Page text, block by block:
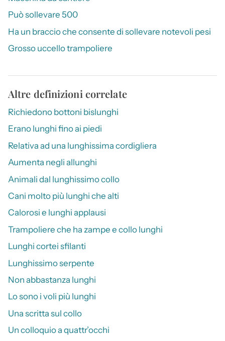
Può sollevare 500
Ha un braccio che consente di sollevare notevoli pesi
Grosso uccello trampoliere
Altre definizioni correlate
Richiedono bottoni bislunghi
Erano lunghi fino ai piedi
Relativa ad una lunghissima cordigliera
Aumenta negli allunghi
Animali dal lunghissimo collo
Cani molto più lunghi che alti
Calorosi e lunghi applausi
Trampoliere che ha zampe e collo lunghi
Lunghi cortei sfilanti
Lunghissimo serpente
Non abbastanza lunghi
Lo sono i voli più lunghi
Una scritta sul collo
Un colloquio a quattr’occhi